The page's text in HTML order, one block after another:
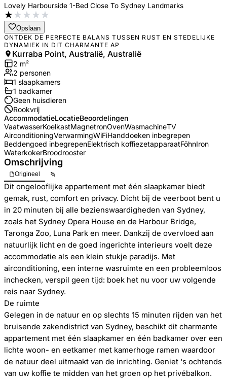
Lovely Harbourside 1-Bed Close To Sydney Landmarks
★★★★★
Opslaan
ONTDEK DE PERFECTE BALANS TUSSEN RUST EN STEDELIJKE
DYNAMIEK IN DIT CHARMANTE AP
Kurraba Point, Australië, Australië
2 m²
2 personen
1 slaapkamers
1 badkamer
Geen huisdieren
Rookvrij
AccommodatieLocatieBeoordelingen
VaatwasserKoelkastMagnetronOvenWasmachineTV
AirconditioningVerwarmingWiFiHanddoeken inbegrepen
Beddengoed inbegrepenElektrisch koffiezetapparaatFöhnIron
WaterkokerBroodrooster
Omschrijving
Origineel
Dit ongelooflijke appartement met één slaapkamer biedt
gemak, rust, comfort en privacy. Dicht bij de veerboot bent u
in 20 minuten bij alle bezienswaardigheden van Sydney,
zoals het Sydney Opera House en de Harbour Bridge,
Taronga Zoo, Luna Park en meer. Dankzij de overvloed aan
natuurlijk licht en de goed ingerichte interieurs voelt deze
accommodatie als een klein stukje paradijs. Met
airconditioning, een interne wasruimte en een probleemloos
inchecken, verspil geen tijd: boek het nu voor uw volgende
reis naar Sydney.
De ruimte
Gelegen in de natuur en op slechts 15 minuten rijden van het
bruisende zakendistrict van Sydney, beschikt dit charmante
appartement met één slaapkamer en één badkamer over een
lichte woon- en eetkamer met kamerhoge ramen waardoor
de natuur deel uitmaakt van de inrichting. Geniet 's ochtends
van uw koffie te midden van het groen op het privébalkon.